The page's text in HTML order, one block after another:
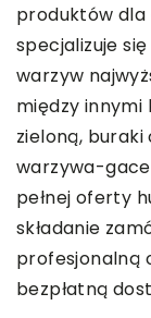
produktów dla
specjalizuje
warzyw
między innymi
zieloną,
warzywa-
pełnej oferty
składanie
profesjonalną
bezpłatną